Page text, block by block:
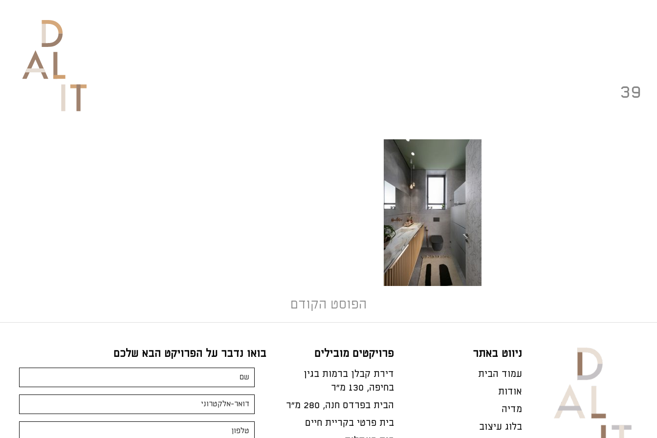
39
הפוסט הקודם
ניווט באתר
עמוד הבית
אודות
מדיה
בלוג עיצוב
פרויקטים מובילים
דירת קבלן ברמות בגין
בחיפה, 130 מ"ר
הבית בפרדס חנה, 280 מ״ר
בית פרטי בקריית חיים
בואו נדבר על הפרויקט הבא שלכם